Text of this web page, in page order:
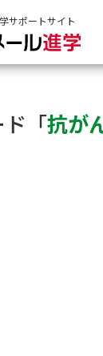
サポートサイト
「抗が